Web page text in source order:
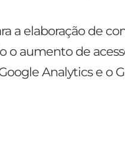
a elaboração de
o aumento de
Analytics e o